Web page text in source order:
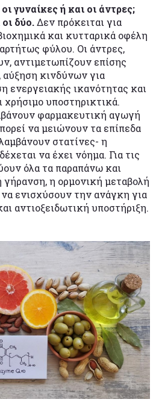
γυναίκες ή και οι άντρες;
οι δύο.Δεν πρόκειται για
και κυτταρικά οφέλη
φύλου. Οι άντρες,
αντιμετωπίζουν επίσης
κινδύνων για
ενεργειακής ικανότητας και
χρήσιμο υποστηρικτικά.
φαρμακευτική αγωγή
να μειώνουν τα επίπεδα
στατίνες- η
να έχει νόημα. Για τις
όλα τα παραπάνω και
γήρανση, η ορμονική μεταβολή
να ενισχύσουν την ανάγκη για
αντιοξειδωτική υποστήριξη.